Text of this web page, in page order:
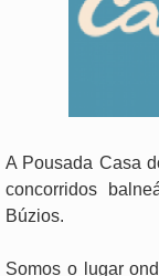
A Pousada Casa
concorridos
Búzios.
Somos o lugar